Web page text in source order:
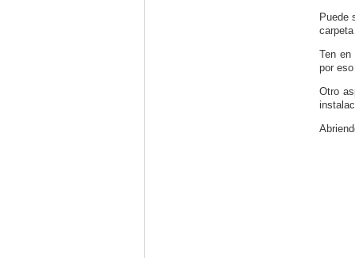
Puede
Ten en
por
Otro